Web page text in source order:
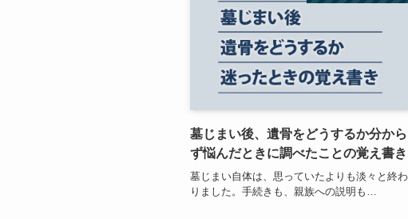
墓じまい後、遺骨をどうするか分から
ず悩んだときに調べたことの覚え書き
墓じまい自体は、思っていたよりも淡々と終わ
りました。手続きも、親族への説明も…